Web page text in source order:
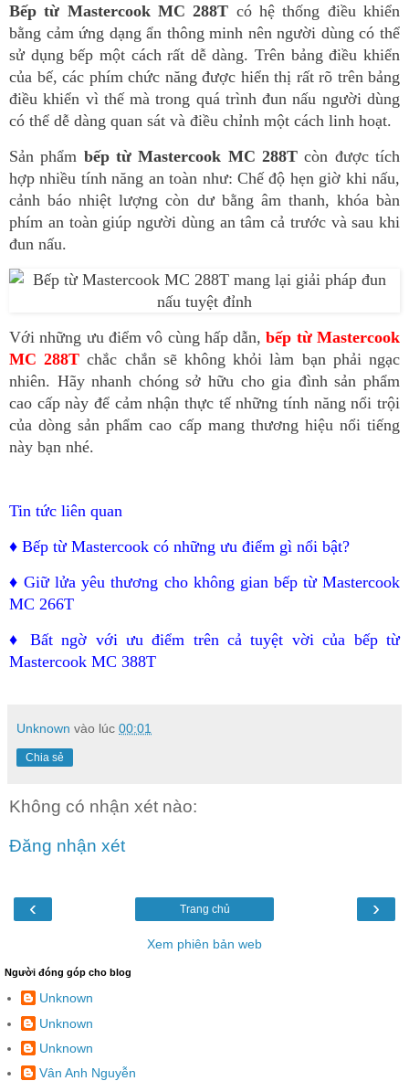
Bếp từ Mastercook MC 288T có hệ thống điều khiển
bằng cảm ứng dạng ẩn thông minh nên người dùng có thể
sử dụng bếp một cách rất dễ dàng. Trên bảng điều khiển
của bế, các phím chức năng được hiển thị rất rõ trên bảng
điều khiển vì thế mà trong quá trình đun nấu người dùng
có thể dễ dàng quan sát và điều chỉnh một cách linh hoạt.
Sản phẩm bếp từ Mastercook MC 288T còn được tích
hợp nhiều tính năng an toàn như: Chế độ hẹn giờ khi nấu,
cảnh báo nhiệt lượng còn dư bằng âm thanh, khóa bàn
phím an toàn giúp người dùng an tâm cả trước và sau khi
đun nấu.
Với những ưu điểm vô cùng hấp dẫn, bếp từ Mastercook
MC 288T chắc chắn sẽ không khỏi làm bạn phải ngạc
nhiên. Hãy nhanh chóng sở hữu cho gia đình sản phẩm
cao cấp này để cảm nhận thực tế những tính năng nổi trội
của dòng sản phẩm cao cấp mang thương hiệu nổi tiếng
này bạn nhé.
Tin tức liên quan
♦ Bếp từ Mastercook có những ưu điểm gì nổi bật?
♦Giữ lửa yêu thương cho không gian bếp từ Mastercook
MC 266T
♦ Bất ngờ với ưu điểm trên cả tuyệt vời của bếp từ
Mastercook MC 388T
Unknown vào lúc 00:01
Chia sẻ
Không có nhận xét nào:
Đăng nhận xét
‹ ›
Trang chủ
Xem phiên bản web
Người đóng góp cho blog
Unknown
Unknown
Unknown
Vân Anh Nguyễn